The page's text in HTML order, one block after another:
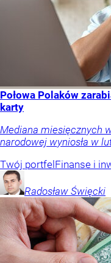
Połowa Polaków
karty
Mediana miesięcznych
narodowej wyniosła w
Twój portfel Finanse i
Radosław Święcki